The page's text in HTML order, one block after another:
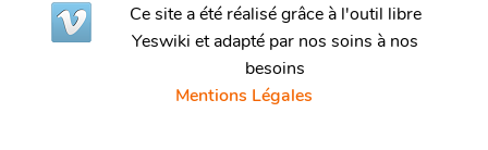
Ce site a été réalisé grâce à l'outil libre
Yeswiki et adapté par nos soins à nos
besoins
Mentions Légales